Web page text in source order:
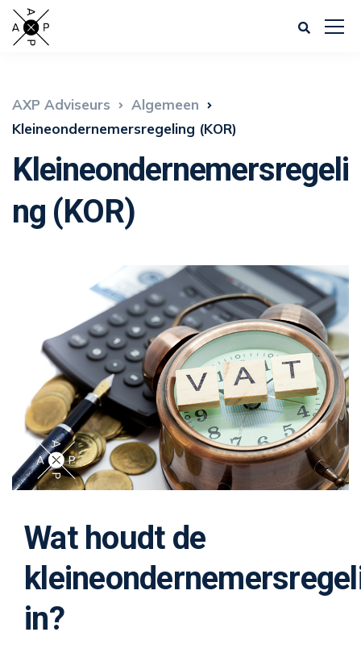
AXP Adviseurs
Algemeen
Kleineondernemersregeling (KOR)
Kleineondernemersregeli
ng (KOR)
Wat houdt de
in?